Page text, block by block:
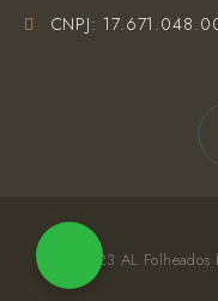
CNPJ:
© 2023 AL